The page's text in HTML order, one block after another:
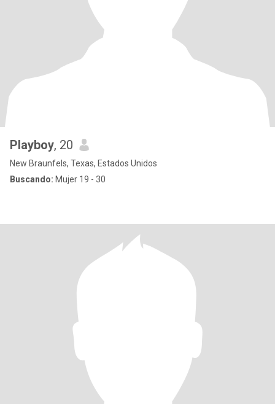
Playboy, 20
New Braunfels, Texas, Estados Unidos
Buscando: Mujer 19 - 30